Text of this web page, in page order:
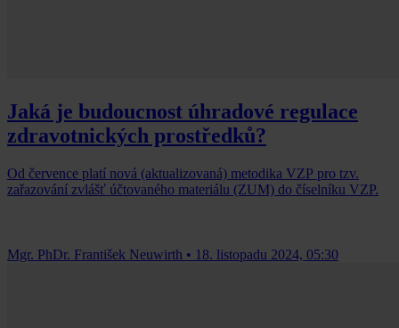
Jaká je budoucnost úhradové regulace
zdravotnických prostředků?
Od července platí nová (aktualizovaná) metodika VZP pro tzv.
zařazování zvlášť účtovaného materiálu (ZUM) do číselníku VZP.
Mgr. PhDr. František Neuwirth • 18. listopadu 2024, 05:30